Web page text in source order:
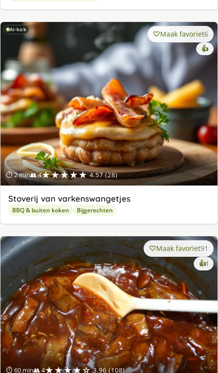
AI-kok
⏱ 2 min👥 4★★★★★ 4.57 (28)
Maak favoriet6
👍
Stoverij van varkenswangetjes
BBQ & buiten koken Bijgerechten
⏱ 60 min👥 4★★★★☆ 3.96 (108)
Maak favoriet91
👍1